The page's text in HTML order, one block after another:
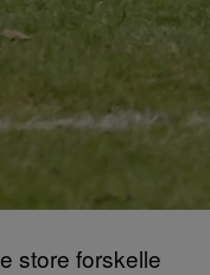
store forskelle